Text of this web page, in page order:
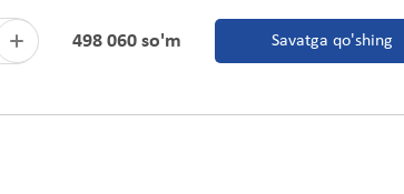
498 060 so'm Savatga qo'shing